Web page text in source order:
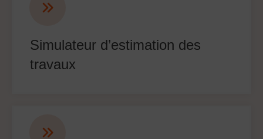
Simulateur d’estimation des
travaux